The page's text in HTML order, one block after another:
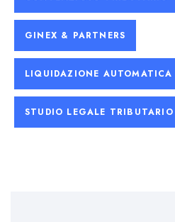
GINEX & PARTNERS
LIQUIDAZIONE AUTOMATICA
STUDIO LEGALE TRIBUTARIO